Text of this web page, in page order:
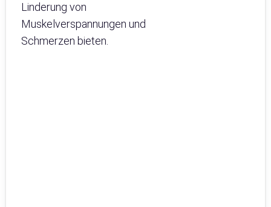
Linderung von
Muskelverspannungen und
Schmerzen bieten.